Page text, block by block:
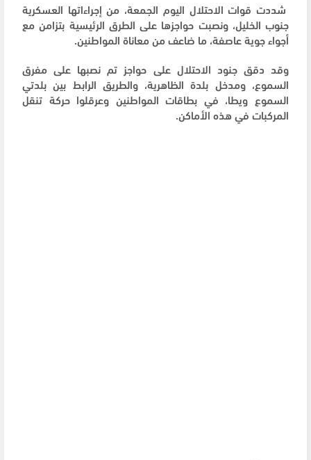
شددت قوات الاحتلال اليوم الجمعة، من إجراءاتها العسكرية
جنوب الخليل، ونصبت حواجزها على الطرق الرئيسية بتزامن مع
أجواء جوية عاصفة، ما ضاعف من معاناة المواطنين.
وقد دقق جنود الاحتلال على حواجز تم نصبها على مفرق
السموع، ومدخل بلدة الظاهرية، والطريق الرابط بين بلدتي
السموع ويطا، في بطاقات المواطنين وعرقلوا حركة تنقل
المركبات في هذه الأماكن.